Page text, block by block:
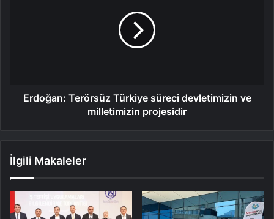
Erdoğan: Terörsüz Türkiye süreci devletimizin ve
milletimizin projesidir
İlgili Makaleler